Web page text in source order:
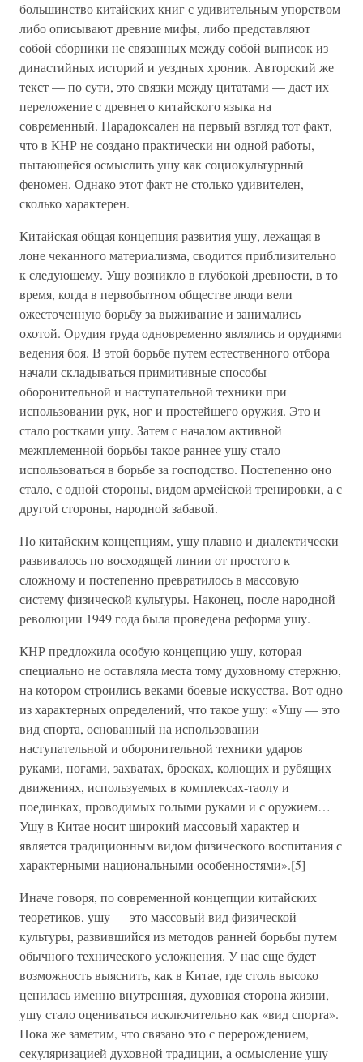
большинство китайских книг с удивительным упорством
либо описывают древние мифы, либо представляют
собой сборники не связанных между собой выписок из
династийных историй и уездных хроник. Авторский же
текст — по сути, это связки между цитатами — дает их
переложение с древнего китайского языка на
современный. Парадоксален на первый взгляд тот факт,
что в КНР не создано практически ни одной работы,
пытающейся осмыслить ушу как социокультурный
феномен. Однако этот факт не столько удивителен,
сколько характерен.
Китайская общая концепция развития ушу, лежащая в
лоне чеканного материализма, сводится приблизительно
к следующему. Ушу возникло в глубокой древности, в то
время, когда в первобытном обществе люди вели
ожесточенную борьбу за выживание и занимались
охотой. Орудия труда одновременно являлись и орудиями
ведения боя. В этой борьбе путем естественного отбора
начали складываться примитивные способы
оборонительной и наступательной техники при
использовании рук, ног и простейшего оружия. Это и
стало ростками ушу. Затем с началом активной
межплеменной борьбы такое раннее ушу стало
использоваться в борьбе за господство. Постепенно оно
стало, с одной стороны, видом армейской тренировки, а с
другой стороны, народной забавой.
По китайским концепциям, ушу плавно и диалектически
развивалось по восходящей линии от простого к
сложному и постепенно превратилось в массовую
систему физической культуры. Наконец, после народной
революции 1949 года была проведена реформа ушу.
КНР предложила особую концепцию ушу, которая
специально не оставляла места тому духовному стержню,
на котором строились веками боевые искусства. Вот одно
из характерных определений, что такое ушу: «Ушу — это
вид спорта, основанный на использовании
наступательной и оборонительной техники ударов
руками, ногами, захватах, бросках, колющих и рубящих
движениях, используемых в комплексах-таолу и
поединках, проводимых голыми руками и с оружием…
Ушу в Китае носит широкий массовый характер и
является традиционным видом физического воспитания с
характерными национальными особенностями».[5]
Иначе говоря, по современной концепции китайских
теоретиков, ушу — это массовый вид физической
культуры, развившийся из методов ранней борьбы путем
обычного технического усложнения. У нас еще будет
возможность выяснить, как в Китае, где столь высоко
ценилась именно внутренняя, духовная сторона жизни,
ушу стало оцениваться исключительно как «вид спорта».
Пока же заметим, что связано это с перерождением,
секуляризацией духовной традиции, а осмысление ушу